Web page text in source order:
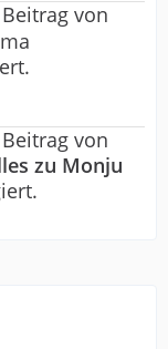
von
von
zu Monju